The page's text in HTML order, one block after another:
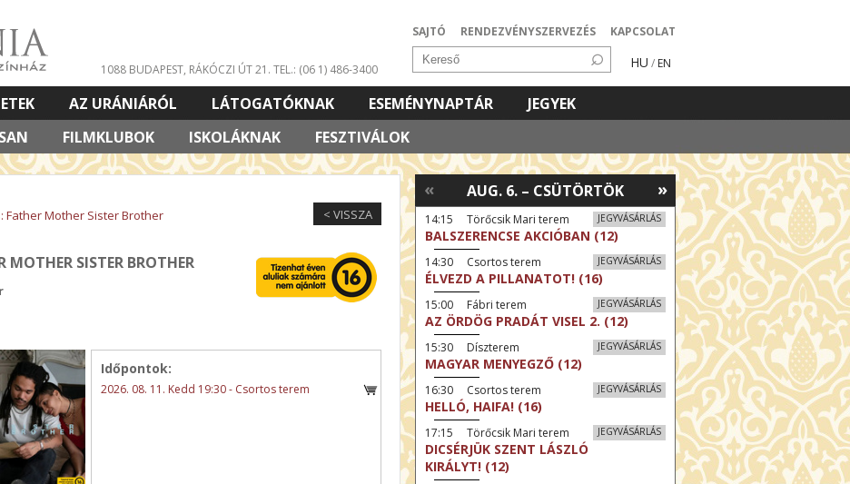
SAJTÓ RENDEZVÉNYSZERVEZÉS KAPCSOLAT
HU / EN
1088 BUDAPEST, RÁKÓCZI ÚT 21. TEL.: (06 1) 486-3400
FILMKLUBOK ISKOLÁKNAK FESZTIVÁLOK
AZ URÁNIÁRÓL LÁTOGATÓKNAK ESEMÉNYNAPTÁR
JEGYEK
< VISSZA
Father Mother Sister Brother
MOTHER SISTER BROTHER
Időpontok:
2026. 08. 11. Kedd 19:30 - Csortos terem
»
AUG. 6. – CSÜTÖRTÖK
«
JEGYVÁSÁRLÁS
14:15 Törőcsik Mari terem
BALSZERENCSE AKCIÓBAN (12)
JEGYVÁSÁRLÁS
14:30 Csortos terem
ÉLVEZD A PILLANATOT! (16)
JEGYVÁSÁRLÁS
15:00 Fábri terem
AZ ÖRDÖG PRADÁT VISEL 2. (12)
JEGYVÁSÁRLÁS
15:30 Díszterem
MAGYAR MENYEGZŐ (12)
JEGYVÁSÁRLÁS
16:30 Csortos terem
HELLÓ, HAIFA! (16)
JEGYVÁSÁRLÁS
17:15 Törőcsik Mari terem
DICSÉRJÜK SZENT LÁSZLÓ
KIRÁLYT! (12)